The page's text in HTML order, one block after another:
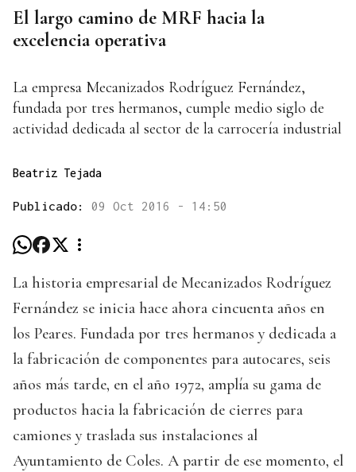
El largo camino de MRF hacia la
excelencia operativa
La empresa Mecanizados Rodríguez Fernández,
fundada por tres hermanos, cumple medio siglo de
actividad dedicada al sector de la carrocería industrial
Beatriz Tejada
Publicado: 09 Oct 2016 - 14:50
La historia empresarial de Mecanizados Rodríguez
Fernández se inicia hace ahora cincuenta años en
los Peares. Fundada por tres hermanos y dedicada a
la fabricación de componentes para autocares, seis
años más tarde, en el año 1972, amplía su gama de
productos hacia la fabricación de cierres para
camiones y traslada sus instalaciones al
Ayuntamiento de Coles. A partir de ese momento, el